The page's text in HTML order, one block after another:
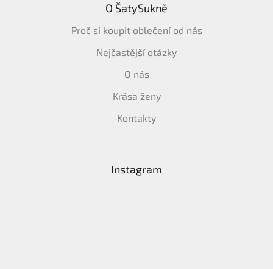
O ŠatySukně
Proč si koupit oblečení od nás
Nejčastější otázky
O nás
Krása ženy
Kontakty
Instagram